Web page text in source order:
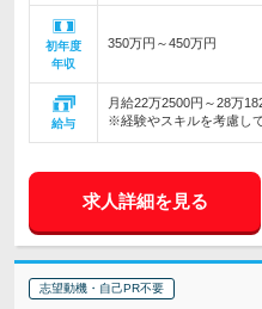
初年度
年収
350万円～450万円
給与
月給22万2500円～28万
※経験やスキルを考慮し
求人詳細を見る
志望動機・自己PR不要